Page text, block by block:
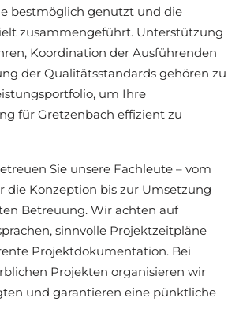
bestmöglich genutzt und die
zusammengeführt. Unterstützung
Koordination der Ausführenden
der Qualitätsstandards gehören zu
um Ihre
für Gretzenbach effizient zu
Sie unsere Fachleute – vom
die Konzeption bis zur Umsetzung
Betreuung. Wir achten auf
sinnvolle Projektzeitpläne
Projektdokumentation. Bei
Projekten organisieren wir
und garantieren eine pünktliche